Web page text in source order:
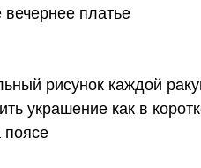
вечернее платье
рисунок каждой
украшение как в
поясе